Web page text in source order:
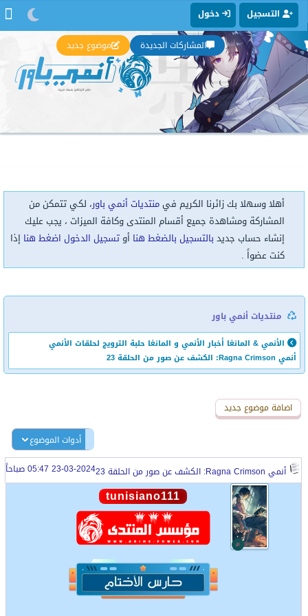
التسجيل دخول
المشاركات الجديدة موضوع جديد
أهلا وسهلا بك زائرنا الكريم فيمنتديات أنمي باور، لكي تتمكن من
المشاركة ومشاهدة جميع أقسام المنتدى وكافة الميزات ، يجب عليك
إنشاء حساب جديد بالتسجيل بالضغط هنا أوتسجيل الدخول اضغط هنا إذا
كنت عضواً .
منتديات أنمي باور
الأنمي & المانغا أخبار الأنمي و المانغا حلبة الترويج لحلقات الأنمي
أنمي Ragna Crimson: الكشف عن صور من الحلقة 23
اضافة رد جديد
اضافة موضوع جديد
أدوات الموضوع
أنمي Ragna Crimson: الكشف عن صور من الحلقة 23 23-03-2024 05:47 صباحاً
tunisiano111